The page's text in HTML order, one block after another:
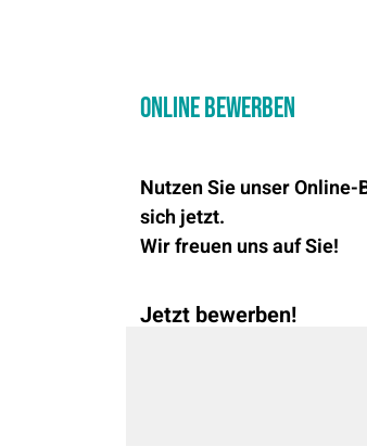
Online Bewerben
Nutzen Sie unser
sich jetzt.
Wir freuen uns auf Sie!
Jetzt bewerben!